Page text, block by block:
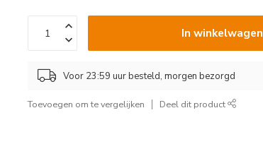
In winkelwagen
Voor 23:59 uur besteld, morgen bezorgd
Toevoegen om te vergelijken Deel dit product